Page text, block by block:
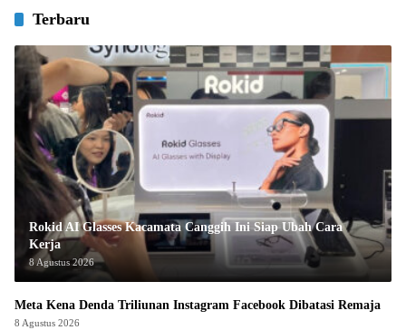
Terbaru
Rokid AI Glasses Kacamata Canggih Ini Siap Ubah Cara
Kerja
8 Agustus 2026
Meta Kena Denda Triliunan Instagram Facebook Dibatasi Remaja
8 Agustus 2026